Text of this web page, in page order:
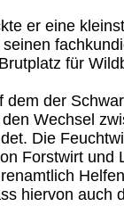
er eine
für
der
Wechsel
Die
Forstwirt und
hiervon auch